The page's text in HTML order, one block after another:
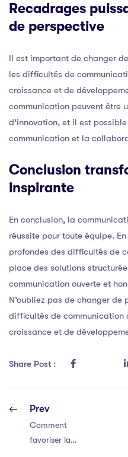
Recadrages
de perspective
Il est important de changer
les difficultés de
croissance et de
communication peuvent être
d’innovation, et il est
communication et la
Conclusion
inspirante
En conclusion, la
réussite pour toute équipe.
profondes des difficultés de
place des solutions
communication ouverte et
N’oubliez pas de changer
difficultés de communication
croissance et de
Share Post :
Prev
Comment
favoriser la